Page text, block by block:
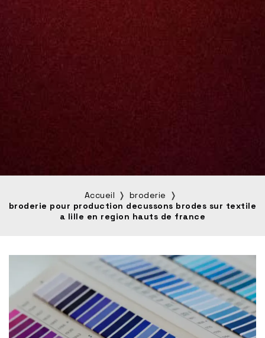
Accueil
broderie
broderie pour production decussons brodes sur textile
a lille en region hauts de france